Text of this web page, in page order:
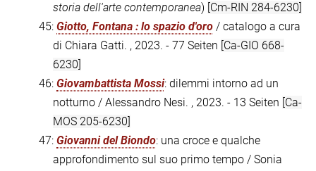
storia dell'arte contemporanea) [Cm-RIN 284-6230]
45: Giotto, Fontana : lo spazio d'oro / catalogo a cura
di Chiara Gatti. , 2023. - 77 Seiten [Ca-GIO 668-
6230]
46: Giovambattista Mossi: dilemmi intorno ad un
notturno / Alessandro Nesi. , 2023. - 13 Seiten [Ca-
MOS 205-6230]
47: Giovanni del Biondo: una croce e qualche
approfondimento sul suo primo tempo / Sonia